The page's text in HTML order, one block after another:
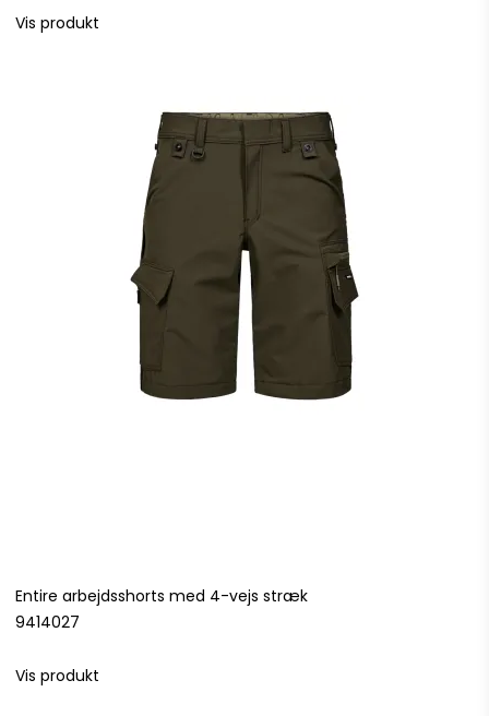
Vis produkt
Entire arbejdsshorts med 4-vejs stræk
9414027
Vis produkt